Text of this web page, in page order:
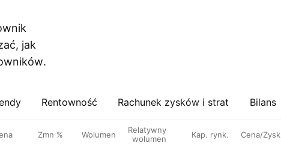
jak
Rentowność Rachunek zysków i strat Bilans
Zmn % Wolumen
Relatywny
wolumen
Kap. rynk. Cena/Zysk